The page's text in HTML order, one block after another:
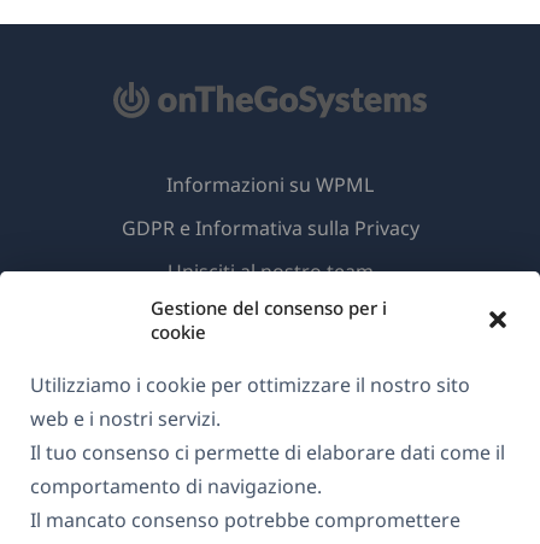
Gestione del consenso per i
cookie
Utilizziamo i cookie per ottimizzare il nostro sito
web e i nostri servizi.
Il tuo consenso ci permette di elaborare dati come il
comportamento di navigazione.
Il mancato consenso potrebbe compromettere
© 2026 OnTheGoSystems Limited(si
in
Italiano
Informazioni su WPML
GDPR e Informativa sulla Privacy
Unisciti al nostro team(si
apre
finestra)
(si
in
nuova
(si
in
nuova
finestra)
(si
in
nuova
finestra)